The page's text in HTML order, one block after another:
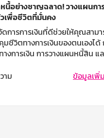
นี้อย่างชาญฉลาด! วางแผนกา
เพื่อชีวิตที่มั่นคง
ดการการเงินที่ดีช่วยให้คุณสาม
มชีวิตทางการเงินของตนเองได้
งการเงิน การวางแผนหนี้สิน แ
มีประสิทธิภาพและสร้างอนาคตที่
าม ข้อมูลเพิ่